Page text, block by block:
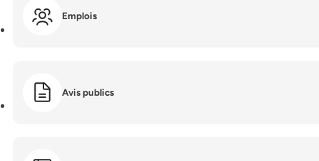
Emplois
Avis publics